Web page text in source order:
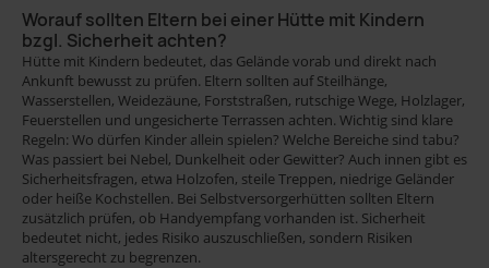
Worauf sollten Eltern bei einer Hütte mit Kindern
bzgl. Sicherheit achten?
Hütte mit Kindern bedeutet, das Gelände vorab und direkt nach
Ankunft bewusst zu prüfen. Eltern sollten auf Steilhänge,
Wasserstellen, Weidezäune, Forststraßen, rutschige Wege, Holzlager,
Feuerstellen und ungesicherte Terrassen achten. Wichtig sind klare
Regeln: Wo dürfen Kinder allein spielen? Welche Bereiche sind tabu?
Was passiert bei Nebel, Dunkelheit oder Gewitter? Auch innen gibt es
Sicherheitsfragen, etwa Holzofen, steile Treppen, niedrige Geländer
oder heiße Kochstellen. Bei Selbstversorgerhütten sollten Eltern
zusätzlich prüfen, ob Handyempfang vorhanden ist. Sicherheit
bedeutet nicht, jedes Risiko auszuschließen, sondern Risiken
altersgerecht zu begrenzen.